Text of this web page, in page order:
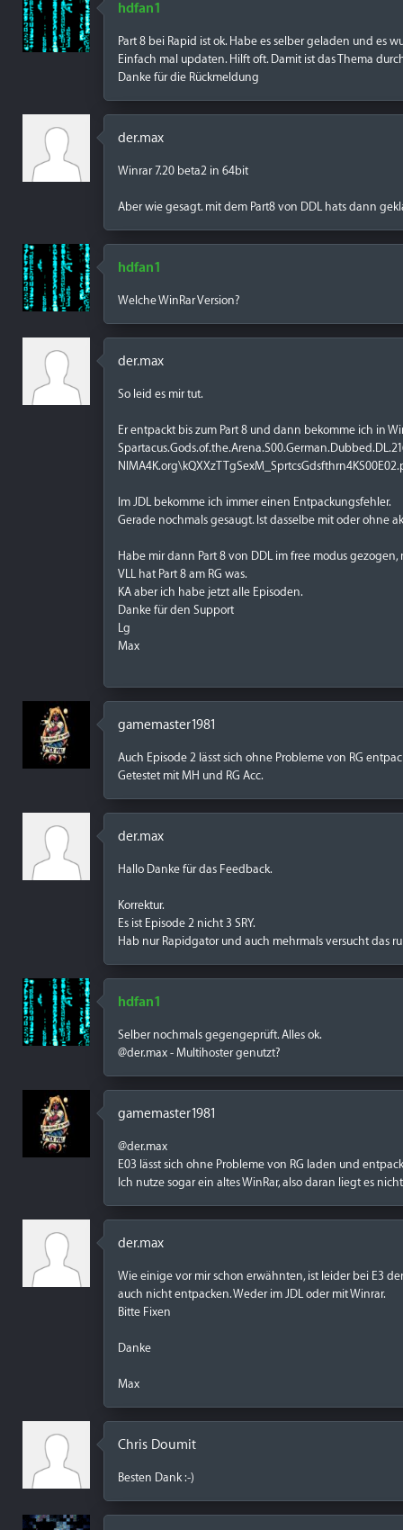
hdfan1
Part 8 bei Rapid ist ok. Habe es selber geladen und es
Einfach mal updaten. Hilft oft. Damit ist das Thema
Danke für die Rückmeldung
der.max
Winrar 7.20 beta2 in 64bit
Aber wie gesagt. mit dem Part8 von DDL hats dann
hdfan1
Welche WinRar Version?
der.max
So leid es mir tut.
Er entpackt bis zum Part 8 und dann bekomme ich in
Im JDL bekomme ich immer einen Entpackungsfehler.
Gerade nochmals gesaugt. Ist dasselbe mit oder ohne
Habe mir dann Part 8 von DDL im free modus
VLL hat Part 8 am RG was.
KA aber ich habe jetzt alle Episoden.
Danke für den Support
Lg
Max
gamemaster1981
Auch Episode 2 lässt sich ohne Probleme von RG
Getestet mit MH und RG Acc.
der.max
Hallo Danke für das Feedback.
Korrektur.
Es ist Episode 2 nicht 3 SRY.
Hab nur Rapidgator und auch mehrmals versucht das
hdfan1
Selber nochmals gegengeprüft. Alles ok.
@der.max - Multihoster genutzt?
gamemaster1981
@der.max
E03 lässt sich ohne Probleme von RG laden und
Ich nutze sogar ein altes WinRar, also daran liegt es
der.max
Wie einige vor mir schon erwähnten, ist leider bei E3
auch nicht entpacken. Weder im JDL oder mit Winrar.
Bitte Fixen
Danke
Max
Chris Doumit
Besten Dank :-)